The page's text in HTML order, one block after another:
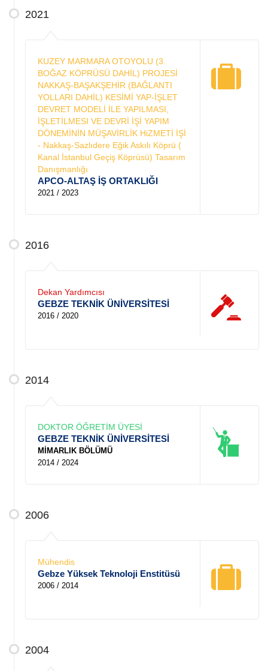
2021
KUZEY MARMARA OTOYOLU (3.
BOĞAZ KÖPRÜSÜ DAHİL) PROJESİ
NAKKAŞ-BAŞAKŞEHİR (BAĞLANTI
YOLLARI DAHİL) KESİMİ YAP-İŞLET
DEVRET MODELİ İLE YAPILMASI,
İŞLETİLMESI VE DEVRİ İŞİ YAPIM
DÖNEMİNİN MÜŞAVİRLİK HiZMETİ İŞİ
- Nakkaş-Sazlıdere Eğik Askılı Köprü (
Kanal İstanbul Geçiş Köprüsü) Tasarım
Danışmanlığı
APCO-ALTAŞ İŞ ORTAKLIĞI
2021 / 2023
2016
Dekan Yardımcısı
GEBZE TEKNİK ÜNİVERSİTESİ
2016 / 2020
2014
DOKTOR ÖĞRETİM ÜYESİ
GEBZE TEKNİK ÜNİVERSİTESİ
MİMARLIK BÖLÜMÜ
2014 / 2024
2006
Mühendis
Gebze Yüksek Teknoloji Enstitüsü
2006 / 2014
2004